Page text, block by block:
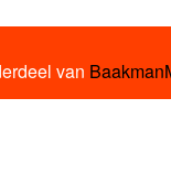
van